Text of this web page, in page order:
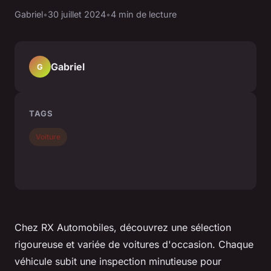
Gabriel•30 juillet 2024•4 min de lecture
Chez RX Automobiles, découvrez une sélection
rigoureuse et variée de voitures d'occasion. Chaque
véhicule subit une inspection minutieuse pour
G Gabriel
TAGS
Voiture